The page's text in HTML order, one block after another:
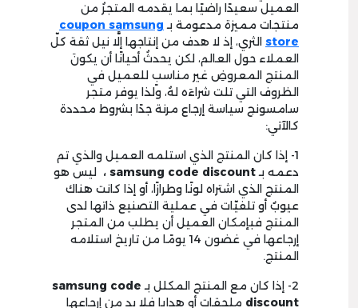
العميل سعيدًا راضيًا بما يقدمه المتجرُ من
منتجات مميزة مدعومة بـ coupon samsung
store الثري، إذ لا هدف من إنتاجها إلَّا نيل ثقة كلّ
العملاء حول العالم، لكن يحدثُ أحيانًا أن يكونَ
المنتج المعروضِ غير مناسبٍ للعميل في
الظروف التي تلت شراءَه لهُ، ولذا يوفر متجر
سامسونج سياسة إرجاع مرنة جدًا بشروط محددة
كالآتي:
1- إذا كان المنتج الذي استلمه العميل والذي تم
دعمه بـsamsung code discount ،
ليس هو
المنتج الذي اشتراه لونًا وطرازًا، أو إذا كانت هناك
عيوبٌ أو تلفيّات في عملية التصنيع ذاتها لدى
المنتج فبإمكان العميل أن يطلب من المتجر
إرجاعها في غضون 14 يومًا من تاريخ استلامه
المنتج.
2- إذا كان مع المنتج المكلل بـ
samsung code
discount ملحقات أو هدايا فلا بد من إرجاعها